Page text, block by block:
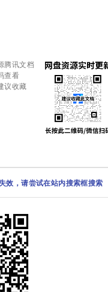
腾讯文档
查看
议收藏
效，请尝试在站内搜索框搜索